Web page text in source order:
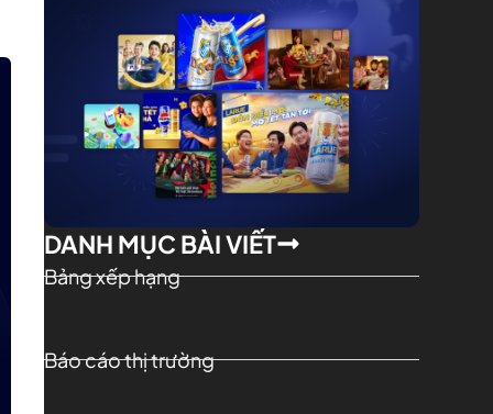
DANH MỤC BÀI VIẾT
Bảng xếp hạng
Báo cáo thị trường